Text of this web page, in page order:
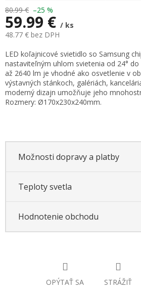
80.99 € –25 %
59.99 € / ks
48.77 € bez DPH
Jednotková
cena:
LED koľajnicové svietidlo so Samsung
nastaviteľným uhlom svietenia od 24°
až 2640 lm je vhodné ako osvetlenie v
výstavných stánkoch, galériách,
moderný dizajn umožňuje jeho
Rozmery: Ø170x230x240mm.
Možnosti dopravy a platby
Teploty svetla
Hodnotenie obchodu
OPÝTAŤ SA STRÁŽIŤ